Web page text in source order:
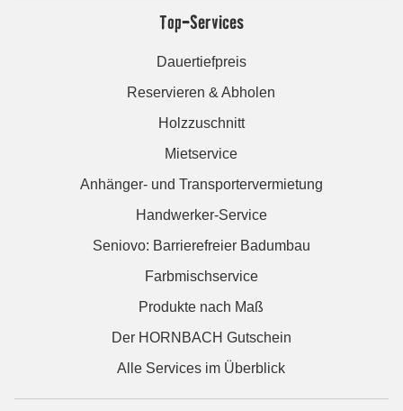
Top-Services
Dauertiefpreis
Reservieren & Abholen
Holzzuschnitt
Mietservice
Anhänger- und Transportervermietung
Handwerker-Service
Seniovo: Barrierefreier Badumbau
Farbmischservice
Produkte nach Maß
Der HORNBACH Gutschein
Alle Services im Überblick